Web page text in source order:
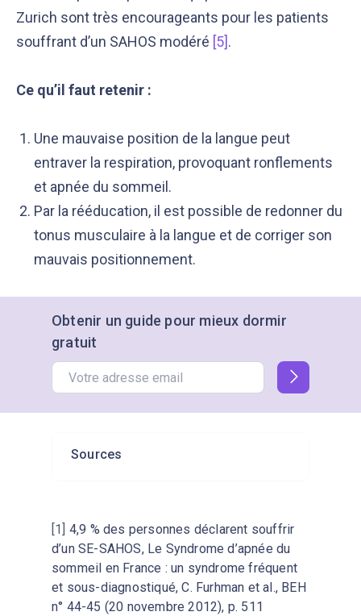
Zurich sont très encourageants pour les patients
souffrant d’un SAHOS modéré [5].
Ce qu’il faut retenir :
Une mauvaise position de la langue peut
entraver la respiration, provoquant ronflements
et apnée du sommeil.
Par la rééducation, il est possible de redonner du
tonus musculaire à la langue et de corriger son
mauvais positionnement.
Obtenir un guide pour mieux dormir
gratuit
Sources
[1] 4,9 % des personnes déclarent souffrir
d’un SE-SAHOS, Le Syndrome d’apnée du
sommeil en France : un syndrome fréquent
et sous-diagnostiqué, C. Furhman et al., BEH
n° 44-45 (20 novembre 2012), p. 511